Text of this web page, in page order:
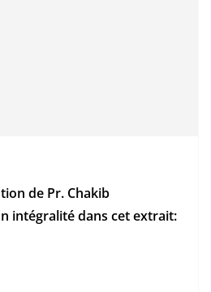
de Pr. Chakib
intégralité dans cet extrait: